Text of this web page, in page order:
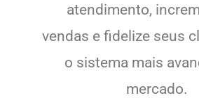
atendimento,
vendas e fidelize seus
o sistema mais
mercado.